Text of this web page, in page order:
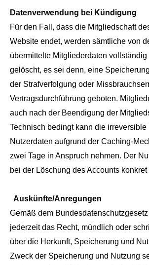
Datenverwendung bei Kündigung
Für den Fall, dass die Mitgliedschaft
Website endet, werden sämtliche von
übermittelte Mitgliederdaten vollständig
gelöscht, es sei denn, eine
der Strafverfolgung oder
Vertragsdurchführung geboten.
auch nach der Beendigung der
Technisch bedingt kann die irreversible
Nutzerdaten aufgrund der Caching-
zwei Tage in Anspruch nehmen. Der
bei der Löschung des Accounts konkret
Auskünfte/Anregungen
Gemäß dem
jederzeit das Recht, mündlich oder
über die Herkunft, Speicherung und
Zweck der Speicherung und Nutzung